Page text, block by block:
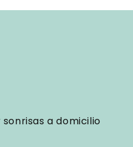
a domicilio